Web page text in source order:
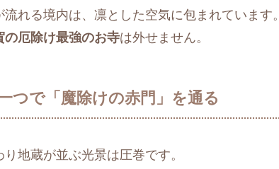
流れる境内は、凛とした空気に包まれています。
の厄除け最強のお寺は外せません。
つで「魔除けの赤門」を通る
地蔵が並ぶ光景は圧巻です。